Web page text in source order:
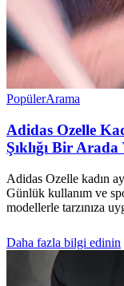
PopülerArama
Adidas Ozelle
Şıklığı Bir Arada
Adidas Ozelle kadın
Günlük kullanım ve
modellerle tarzınıza
Daha fazla bilgi edinin